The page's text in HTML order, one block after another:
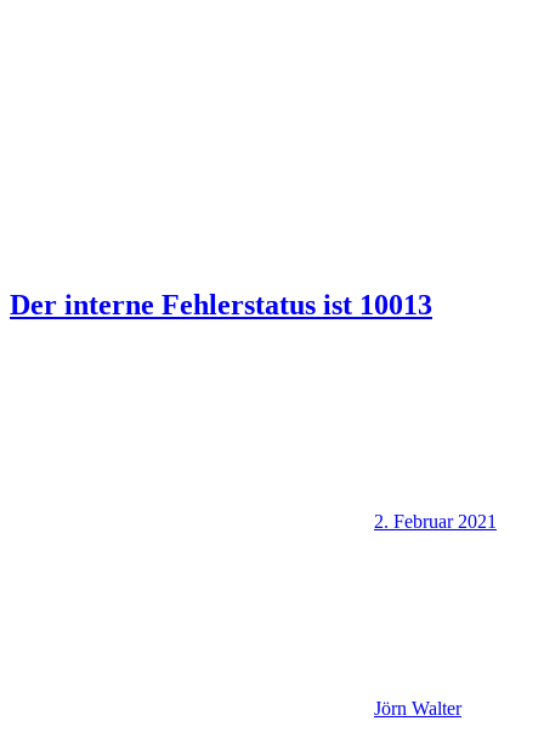
Der interne Fehlerstatus ist 10013
2. Februar 2021
Jörn Walter